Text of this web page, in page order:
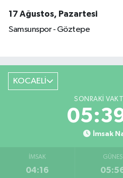
17 Ağustos, Pazartesi
Samsunspor - Göztepe
KOCAELİ
SONRAKI
İmsak
İMSAK
04:16
GÜNEŞ